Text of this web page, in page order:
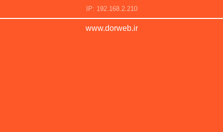
IP: 192.168.2.210
www.dorweb.ir